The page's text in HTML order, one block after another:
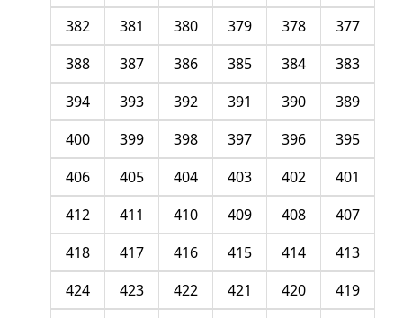
377
378
379
380
381
382
383
384
385
386
387
388
389
390
391
392
393
394
395
396
397
398
399
400
401
402
403
404
405
406
407
408
409
410
411
412
413
414
415
416
417
418
419
420
421
422
423
424